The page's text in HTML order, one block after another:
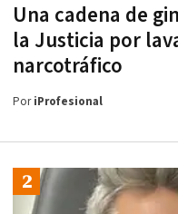
Una cadena de
la Justicia por
narcotráfico
PoriProfesional